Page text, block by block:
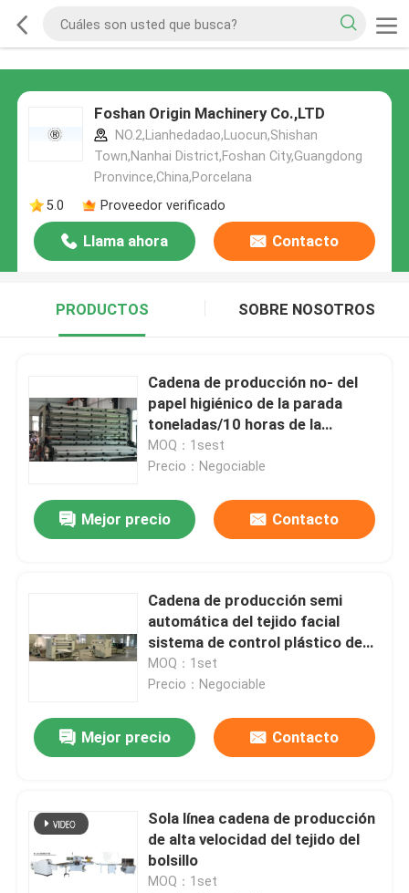
Foshan Origin Machinery Co.,LTD
NO.2,Lianhedadao,Luocun,Shishan
Town,Nanhai District,Foshan City,Guangdong
Pronvince,China,Porcelana
5.0
Proveedor verificado
Llama ahora Contacto
PRODUCTOS SOBRE NOSOTROS
Cadena de producción no- del
papel higiénico de la parada
toneladas/10 horas de la
máquina 8-10 el rebobinar
MOQ：1sest
Precio：Negociable
Mejor precio Contacto
Cadena de producción semi
automática del tejido facial
sistema de control plástico de
programa del PLC que embala
MOQ：1set
Precio：Negociable
Mejor precio Contacto
Sola línea cadena de producción
de alta velocidad del tejido del
bolsillo
MOQ：1set